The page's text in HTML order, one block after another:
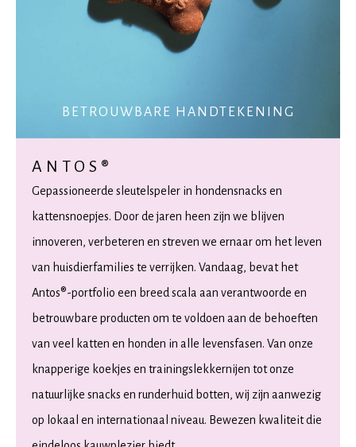
BETROUWBARE HANDTEKENING
ANTOS®
Gepassioneerde sleutelspeler in hondensnacks en
kattensnoepjes. Door de jaren heen zijn we blijven
innoveren, verbeteren en streven we ernaar om het leven
van huisdierfamilies te verrijken. Vandaag, bevat het
Antos®-portfolio een breed scala aan verantwoorde en
betrouwbare producten om te voldoen aan de behoeften
van veel katten en honden in alle levensfasen. Van onze
knapperige koekjes en trainingslekkernijen tot onze
natuurlijke snacks en runderhuid botten, wij zijn aanwezig
op lokaal en internationaal niveau. Bewezen kwaliteit die